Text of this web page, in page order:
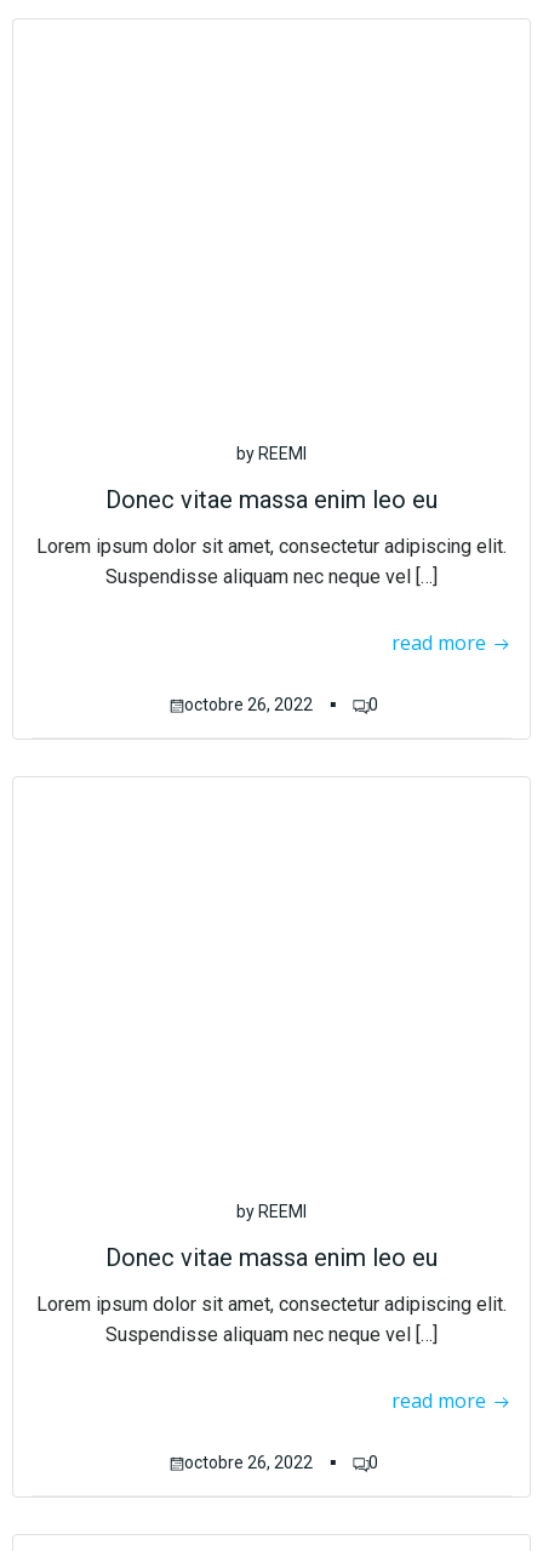
Aller
by REEMI
Donec vitae massa enim leo eu
Lorem ipsum dolor sit amet, consectetur adipiscing elit.
Suspendisse aliquam nec neque vel […]
read more
octobre 26, 2022 ▪ 0
by REEMI
Donec vitae massa enim leo eu
Lorem ipsum dolor sit amet, consectetur adipiscing elit.
Suspendisse aliquam nec neque vel […]
read more
octobre 26, 2022 ▪ 0